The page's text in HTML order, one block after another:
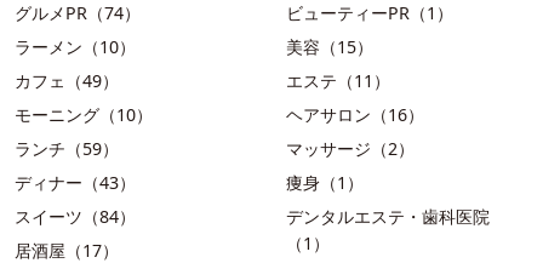
グルメPR（74）
ラーメン（10）
カフェ（49）
モーニング（10）
ランチ（59）
ディナー（43）
スイーツ（84）
居酒屋（17）
ビューティーPR（1）
美容（15）
エステ（11）
ヘアサロン（16）
マッサージ（2）
痩身（1）
デンタルエステ・歯科医院
（1）